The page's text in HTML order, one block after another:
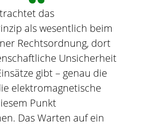
das
als wesentlich beim
Rechtsordnung, dort
Unsicherheit
gibt – genau die
elektromagnetische
Punkt
Das Warten auf ein